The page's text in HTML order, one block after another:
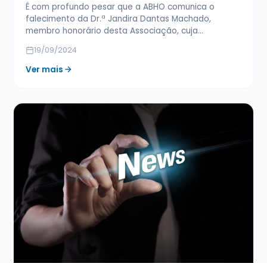
É com profundo pesar que a ABHO comunica o
falecimento da Dr.ª Jandira Dantas Machado,
membro honorário desta Associação, cuja…
19/09/2024
Ver mais